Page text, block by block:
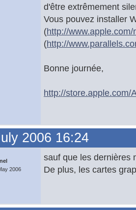
d'être extrêmement
Vous pouvez installer
(http://
(http://
Bonne journée,
http://store.apple.com/
2006 16:24
2006
sauf que les dernières
De plus, les cartes